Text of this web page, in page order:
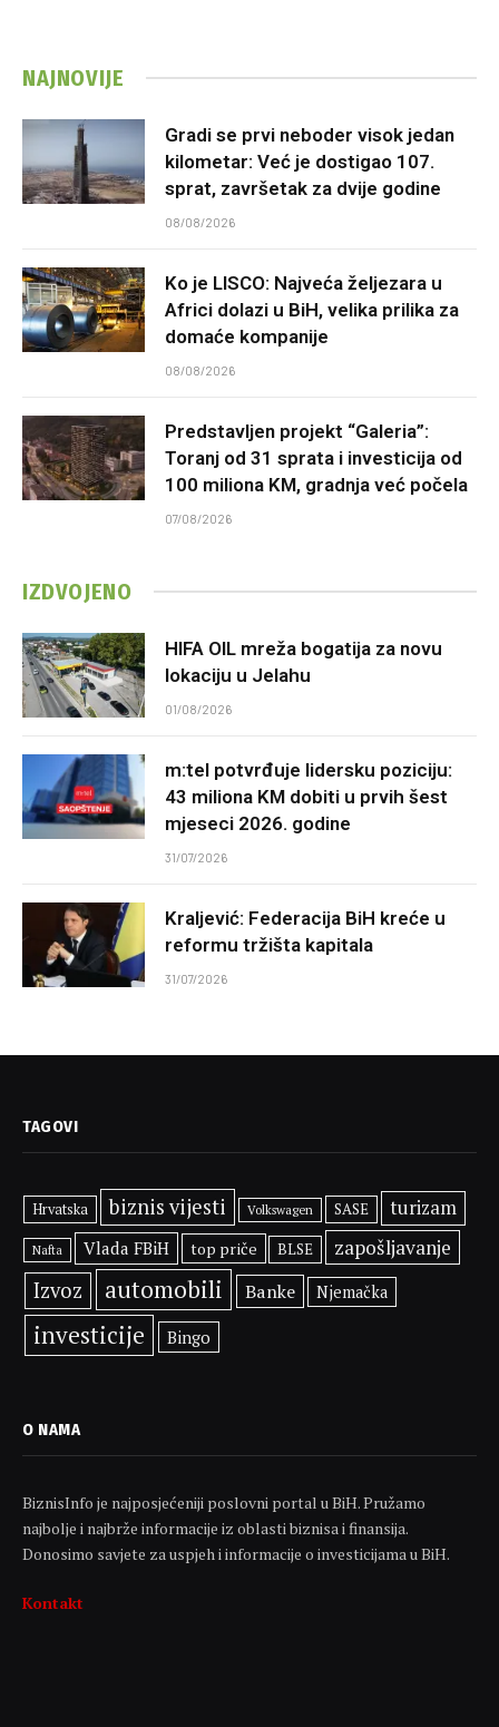
NAJNOVIJE
Gradi se prvi neboder visok jedan
kilometar: Već je dostigao 107.
sprat, završetak za dvije godine
08/08/2026
Ko je LISCO: Najveća željezara u
Africi dolazi u BiH, velika prilika za
domaće kompanije
08/08/2026
Predstavljen projekt “Galeria”:
Toranj od 31 sprata i investicija od
100 miliona KM, gradnja već počela
07/08/2026
IZDVOJENO
HIFA OIL mreža bogatija za novu
lokaciju u Jelahu
01/08/2026
m:tel potvrđuje lidersku poziciju:
43 miliona KM dobiti u prvih šest
mjeseci 2026. godine
31/07/2026
Kraljević: Federacija BiH kreće u
reformu tržišta kapitala
31/07/2026
TAGOVI
Hrvatska biznis vijesti Volkswagen SASE turizam
Nafta Vlada FBiH top priče BLSE zapošljavanje
Izvoz automobili Banke Njemačka
investicije Bingo
O NAMA
BiznisInfo je najposjećeniji poslovni portal u BiH. Pružamo
najbolje i najbrže informacije iz oblasti biznisa i finansija.
Donosimo savjete za uspjeh i informacije o investicijama u BiH.
Kontakt